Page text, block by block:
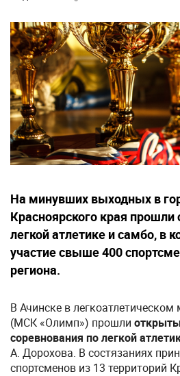
На минувших выходных в
Красноярского края прошли
легкой атлетике и самбо, в
участие свыше 400
региона.
В Ачинске в
(МСК «Олимп») прошли
соревнования по легкой
А. Дорохова. В состязаниях
спортсменов из 13 территорий